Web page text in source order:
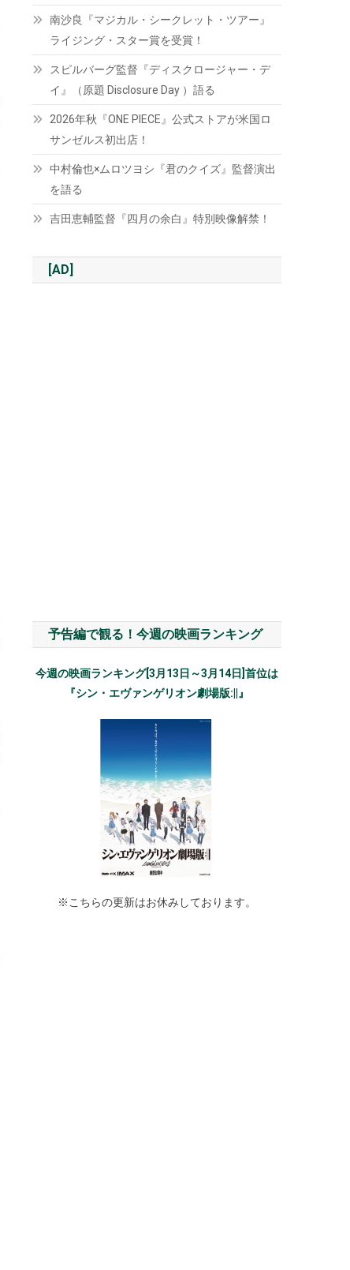
南沙良『マジカル・シークレット・ツアー』
ライジング・スター賞を受賞！
スピルバーグ監督『ディスクロージャー・デ
イ』（原題 Disclosure Day ）語る
2026年秋『ONE PIECE』公式ストアが米国ロ
サンゼルス初出店！
中村倫也×ムロツヨシ『君のクイズ』監督演出
を語る
吉田恵輔監督『四月の余白』特別映像解禁！
[AD]
予告編で観る！今週の映画ランキング
今週の映画ランキング[3月13日～3月14日]首位は
『シン・エヴァンゲリオン劇場版:||』
※こちらの更新はお休みしております。